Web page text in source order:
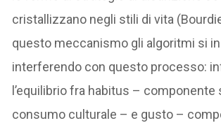
cristallizzano negli stili di vita
questo meccanismo gli algoritmi si
interferendo con questo processo:
l’equilibrio fra habitus – componente
consumo culturale – e gusto –